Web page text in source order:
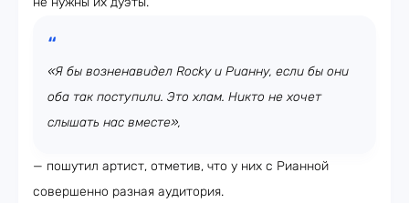
«Я бы возненавидел Rocky и Рианну, если бы они
оба так поступили. Это хлам. Никто не хочет
слышать нас вместе»,
— пошутил артист, отметив, что у них с Рианной
совершенно разная аудитория.